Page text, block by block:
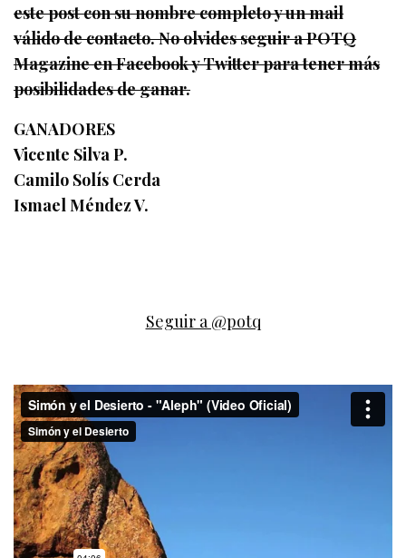
este post con su nombre completo y un mail
válido de contacto. No olvides seguir a POTQ
Magazine en Facebook y Twitter para tener más
posibilidades de ganar.
GANADORES
Vicente Silva P.
Camilo Solís Cerda
Ismael Méndez V.
Seguir a @potq